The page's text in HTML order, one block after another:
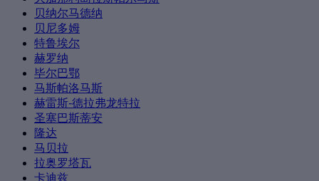
贝纳尔马德纳
贝尼多姆
特鲁埃尔
赫罗纳
毕尔巴鄂
马斯帕洛马斯
赫雷斯-德拉弗龙特拉
圣塞巴斯蒂安
隆达
马贝拉
拉奥罗塔瓦
卡迪兹